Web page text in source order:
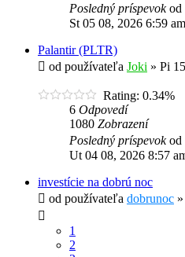
Posledný príspevokod
St 05 08, 2026 6:59 am
Palantir (PLTR)
od používateľa Joki » Pi
Rating: 0.34%
6 Odpovedí
1080 Zobrazení
Posledný príspevokod
Ut 04 08, 2026 8:57
investície na dobrú noc
od používateľa dobrunoc »
1
2